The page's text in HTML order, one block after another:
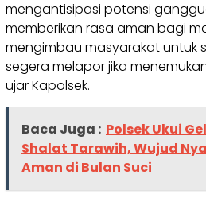
mengantisipasi potensi
memberikan rasa aman bagi
mengimbau masyarakat untuk
segera melapor jika
ujar Kapolsek.
Baca Juga : Polsek Ukui
Shalat Tarawih, Wujud
Aman di Bulan Suci